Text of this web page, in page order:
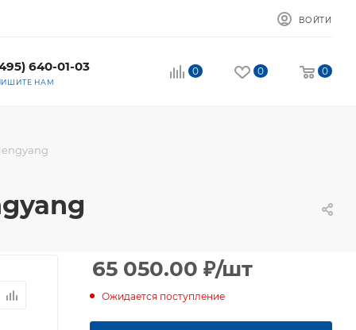
ВОЙТИ
640-01-03
НАМ
0 0 0
65 050.00 ₽/шт
Ожидается поступление